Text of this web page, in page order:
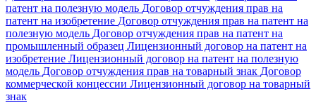
патент на полезную модель Договор отчуждения прав на
патент на изобретение Договор отчуждения прав на патент на
полезную модель Договор отчуждения прав на патент на
промышленный образец Лицензионный договор на патент на
изобретение Лицензионный договор на патент на полезную
модель Договор отчуждения прав на товарный знак Договор
коммерческой концессии Лицензионный договор на товарный
знак